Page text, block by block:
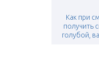
Как при
получить
голубой,